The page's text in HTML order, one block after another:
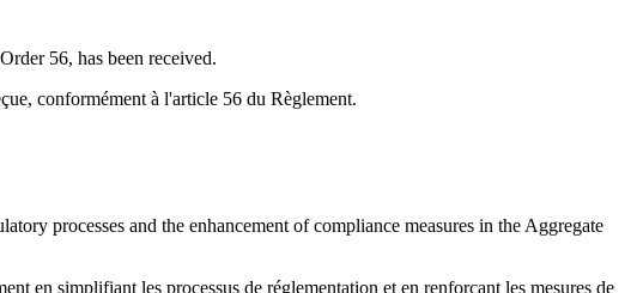
56, has been received.
conformément à l'article 56 du Règlement.
processes and the enhancement of compliance measures in the Aggregate
en simplifiant les processus de réglementation et en renforçant les mesures de